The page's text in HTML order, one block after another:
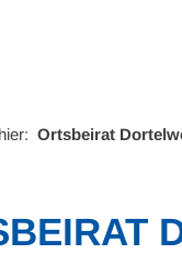
Ortsbeirat